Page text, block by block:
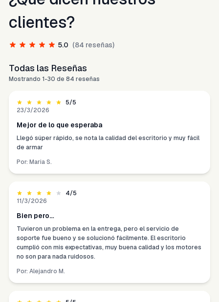
clientes?
5.0 (84 reseñas)
Todas las Reseñas
Mostrando 1-30 de 84 reseñas
5/5
23/3/2026
Mejor de lo que esperaba
Llegó súper rápido, se nota la calidad del escritorio y muy fácil
de armar
Por: Maria S.
4/5
11/3/2026
Bien pero…
Tuvieron un problema en la entrega, pero el servicio de
soporte fue bueno y se solucionó fácilmente. El escritorio
cumplió con mis expectativas, muy buena calidad y los motores
no son para nada ruidosos.
Por: Alejandro M.